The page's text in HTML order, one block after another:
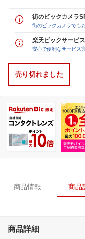
街のビックカメラ
街のビックカメラでも
楽天ビックサービ
安心で便利なサービス
売り切れました
商品情報 商品
商品詳細